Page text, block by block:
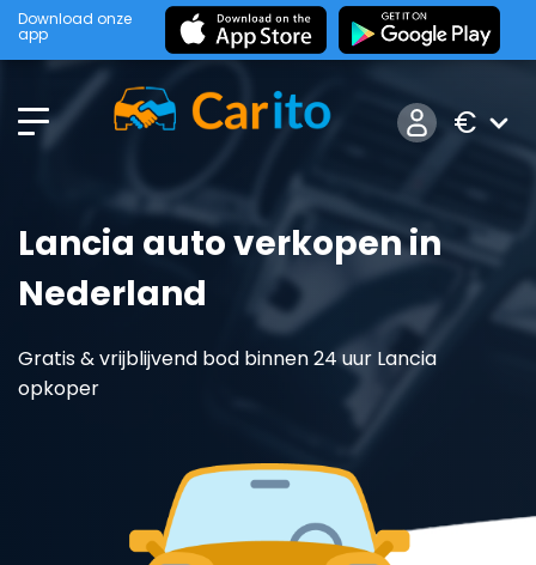
Download onze
app
€
Lancia auto verkopen in
Nederland
Gratis & vrijblijvend bod binnen 24 uur Lancia
opkoper